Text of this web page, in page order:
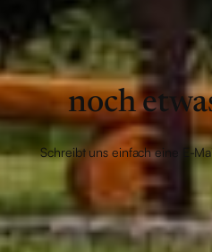
noch
Schreibt uns einfach eine E-